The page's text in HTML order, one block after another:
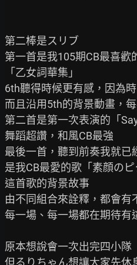
第二棒是スリブ
第一首是我105期CB最喜歡
「乙女詞華集」
6th聽得時候更有感，因為
而且沿用5th的背景動畫，
第二首是第一次表演的「
舞蹈超讚，和風CB最強
最後一首，聽到前奏我就已
是我CB最愛的歌「素顔のピ
這首歌的背景故事
由不同組合來詮釋，都會有
每一場、每一場都在期待有
原本想說會一次出完四小隊
但るりちゃん想讓大家先休